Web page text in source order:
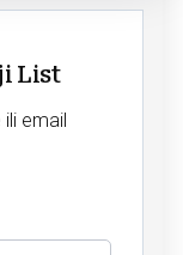
List
email